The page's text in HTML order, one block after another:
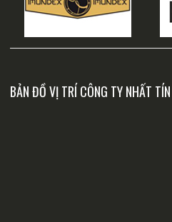
BẢN ĐỒ VỊ TRÍ CÔNG TY NHẤT